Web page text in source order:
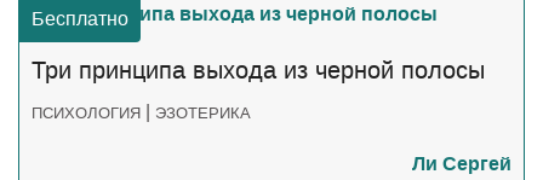
Бесплатно
Три принципа выхода из черной полосы
ПСИХОЛОГИЯ | ЭЗОТЕРИКА
Ли Сергей